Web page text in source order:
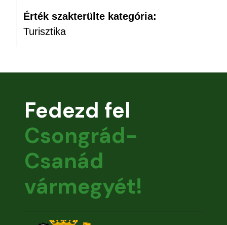
Érték szakterülte kategória:
Turisztika
Fedezd fel
Csongrád-
Csanád
vármegyét!